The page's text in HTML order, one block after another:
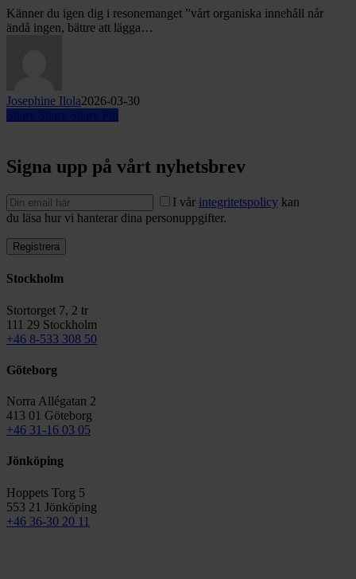
sant
Känner du igen dig i resonemanget ”vårt organiska innehåll når
ändå ingen, bättre att lägga…
Josephine Ilola2026-03-30
Signa upp på vårt nyhetsbrev
I vår integritetspolicy kan
du läsa hur vi hanterar dina personuppgifter.
Stockholm
Stortorget 7, 2 tr
111 29 Stockholm
+46 8-533 308 50
Göteborg
Norra Allégatan 2
413 01 Göteborg
+46 31-16 03 05
Jönköping
Hoppets Torg 5
553 21 Jönköping
+46 36-30 20 11